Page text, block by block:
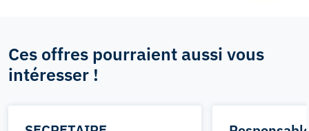
Ces offres pourraient aussi vous
intéresser !